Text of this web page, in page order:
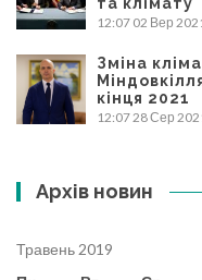
12:07 02 Вер
Зміна
кінця 2021
12:07 28 Сер
Архів новин
Травень 2019